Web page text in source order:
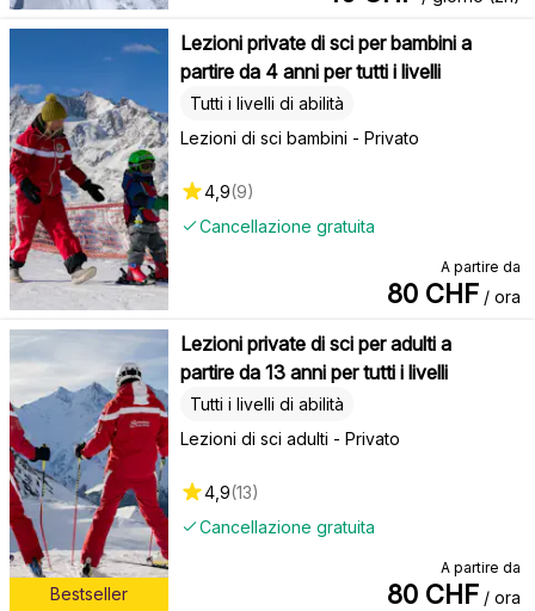
Lezioni private di sci per bambini a
partire da 4 anni per tutti i livelli
Lezioni di sci bambini - Privato
Tutti i livelli di abilità
Cancellazione gratuita
4,9(9)
A partire da
80 CHF / ora
Bestseller
Lezioni private di sci per adulti a
partire da 13 anni per tutti i livelli
Lezioni di sci adulti - Privato
Tutti i livelli di abilità
Cancellazione gratuita
4,9(13)
A partire da
80 CHF / ora